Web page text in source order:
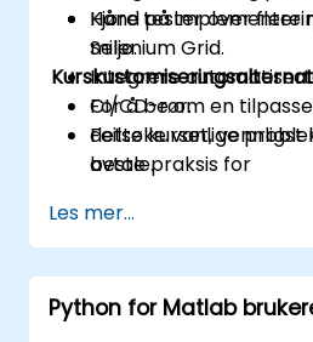
Kjøre tester over flere
Selenium Grid.
Integrere
CI/CD-rør.
Feilsøke vanlige
beste praksis for
Hånd på
miljø.
For å be om en
dette kurset, vennligst
avtale.
Les mer...
Python for Matlab